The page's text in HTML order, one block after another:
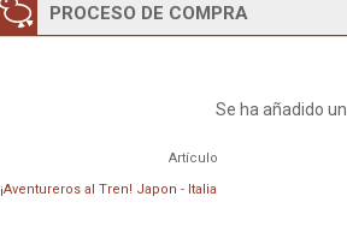
PROCESO DE COMPRA
Se ha añadido un
Artículo
¡Aventureros al Tren! Japon - Italia